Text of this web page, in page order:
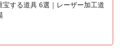
宝する道具 6選｜レーザー加工道